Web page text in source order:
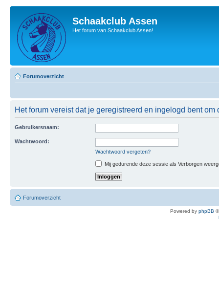
Schaakclub Assen
Het forum van Schaakclub Assen!
Forumoverzicht
Het forum vereist dat je geregistreerd en ingelogd bent
Gebruikersnaam:
Wachtwoord:
Wachtwoord vergeten?
Mij gedurende deze sessie als Verborgen
Forumoverzicht
Powered by phpBB